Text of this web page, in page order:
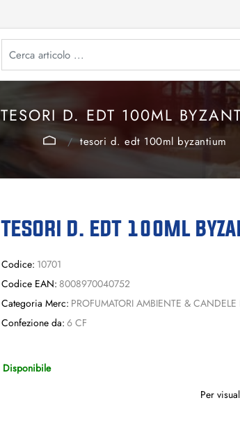
TESORI D. EDT 100ML
tesori d. edt 100ml byzantium
TESORI D. EDT 100ML
Codice: 10701
Codice EAN: 8008970040752
Categoria Merc: PROFUMATORI AMBIENTE & CANDELE
Confezione da: 6 CF
Disponibile
Per